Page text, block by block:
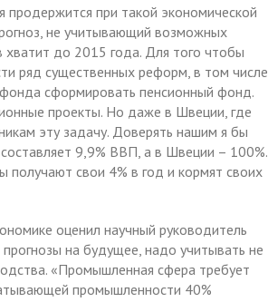
продержится при такой экономической
не учитывающий возможных
хватит до 2015 года. Для того чтобы
ряд существенных реформ, в том числе
сформировать пенсионный фонд.
проекты. Но даже в Швеции, где
эту задачу. Доверять нашим я бы
9,9% ВВП, а в Швеции – 100%.
свои 4% в год и кормят своих
оценил научный руководитель
на будущее, надо учитывать не
«Промышленная сфера требует
промышленности 40%